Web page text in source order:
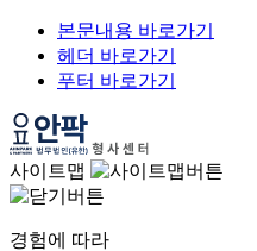
본문내용 바로가기
헤더 바로가기
푸터 바로가기
사이트맵
경험에 따라